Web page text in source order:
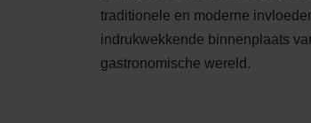
traditionele en moderne
indrukwekkende binnenplaats
gastronomische wereld.